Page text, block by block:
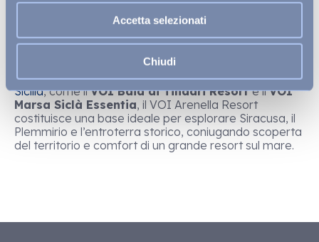
Accetta selezionati
Chiudi
Family e Superior, permettono di modulare il
soggiorno in base alle esigenze di coppie e famiglie.
Carissa Wellness Centercompletano l’esperienza
di viaggio. In sinergia congli altri resort VOIhotels in
Sicilia, come ilVOI Baia di Tindari Resorte ilVOI
Marsa Siclà Essentia, il VOI Arenella Resort
costituisce una base ideale per esplorare Siracusa, il
Plemmirio e l’entroterra storico, coniugando scoperta
del territorio e comfort di un grande resort sul mare.